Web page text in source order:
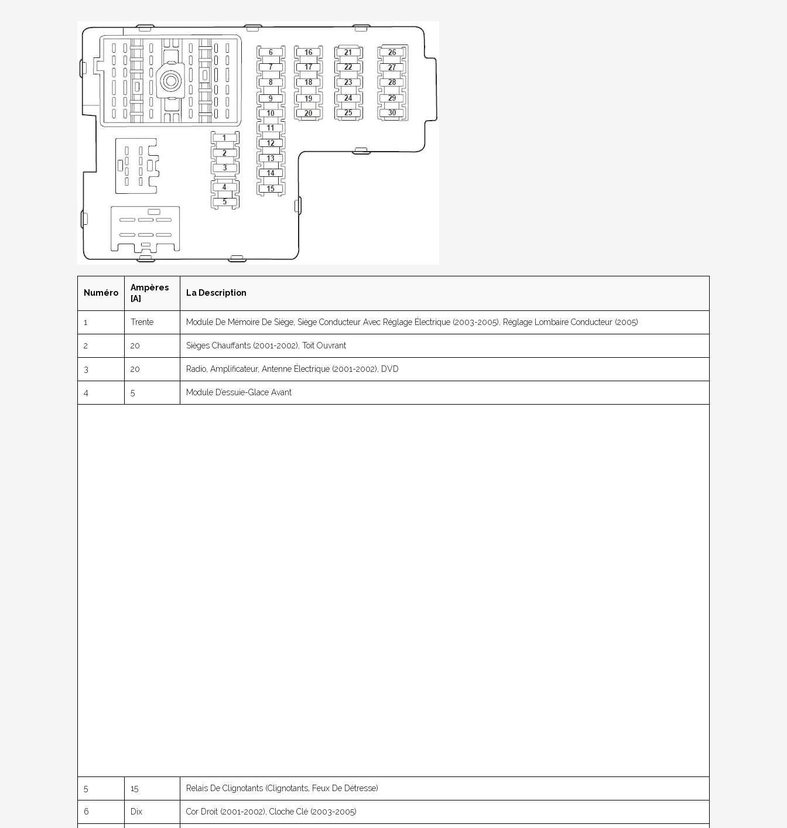
Numéro
Ampères
[A]
La Description
1 Trente Module De Mémoire De Siège, Siège Conducteur Avec Réglage Électrique (2003-2005), Réglage Lombaire Conducteur (2005)
2 20 Sièges Chauffants (2001-2002), Toit Ouvrant
3 20 Radio, Amplificateur, Antenne Électrique (2001-2002), DVD
4 5 Module D’essuie-Glace Avant
5 15 Relais De Clignotants (clignotants, Feux De Détresse)
6 Dix Cor Droit (2001-2002), Cloche Clé (2003-2005)